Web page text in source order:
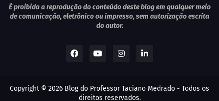
ANIVERSÁRIOS (1)
APEXBRASIL (1)
AVIAÇÃO (1)
É proibida a reprodução do conteúdo deste blog em qualquer meio
de comunicação, eletrônico ou impresso, sem autorização escrita
do autor.
Copyright © 2026 Blog do Professor Taciano Medrado - Todos os
direitos reservados.